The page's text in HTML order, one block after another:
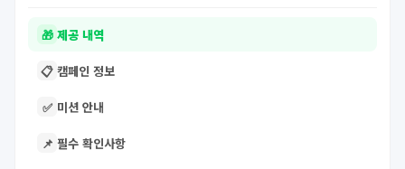
🎁 제공 내역
📋 캠페인 정보
✅ 미션 안내
📌 필수 확인사항